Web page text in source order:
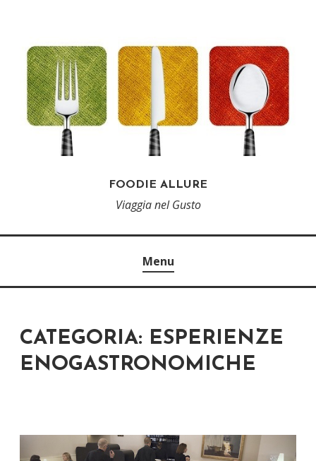
FOODIE ALLURE
Viaggia nel Gusto
Menu
CATEGORIA: ESPERIENZE
ENOGASTRONOMICHE